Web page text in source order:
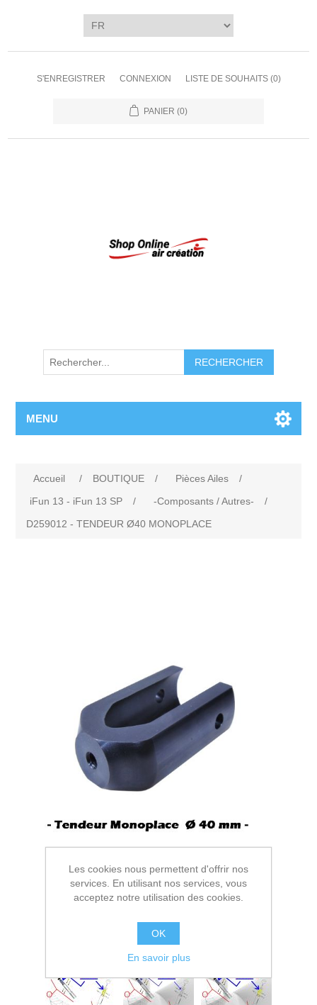
S'ENREGISTRER CONNEXION LISTE DE SOUHAITS (0)
PANIER (0)
RECHERCHER
MENU
Accueil / BOUTIQUE / Pièces Ailes
/
iFun 13 - iFun 13 SP
/ -Composants / Autres-
/
D259012 - TENDEUR Ø40 MONOPLACE
Les cookies nous permettent d'offrir nos
services. En utilisant nos services, vous
acceptez notre utilisation des cookies.
OK
En savoir plus